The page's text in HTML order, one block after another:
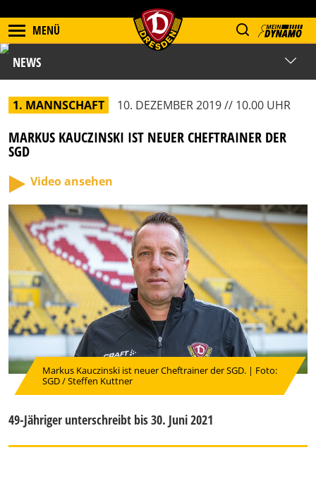
MENÜ
NEWS
1. MANNSCHAFT 10. DEZEMBER 2019 // 10.00 UHR
MARKUS KAUCZINSKI IST NEUER CHEFTRAINER DER
SGD
Video ansehen
Markus Kauczinski ist neuer Cheftrainer der SGD. | Foto:
SGD / Steffen Kuttner
49-Jähriger unterschreibt bis 30. Juni 2021